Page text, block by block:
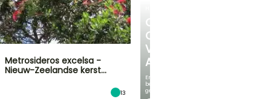
ONTDEK
ONS
VOORDELIGE
ASSORTIMENT
En
bespaar
geld!
Metrosideros excelsa -
Nieuw-Zeelandse kerst…
13